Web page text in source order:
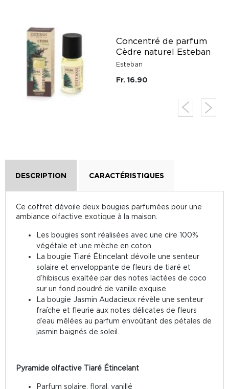
Concentré de parfum
Cèdre naturel Esteban
Esteban
Fr. 16.90
DESCRIPTION CARACTÉRISTIQUES
Ce coffret dévoile deux bougies parfumées pour une
ambiance olfactive exotique à la maison.
Les bougies sont réalisées avec une cire 100%
végétale et une mèche en coton.
La bougie Tiaré Étincelant dévoile une senteur
solaire et enveloppante de fleurs de tiaré et
d’hibiscus exaltée par des notes lactées de coco
sur un fond poudré de vanille exquise.
La bougie Jasmin Audacieux révèle une senteur
fraîche et fleurie aux notes délicates de fleurs
d’eau mêlées au parfum envoûtant des pétales de
jasmin baignés de soleil.
Pyramide olfactive Tiaré Étincelant
Parfum solaire, floral, vanillé